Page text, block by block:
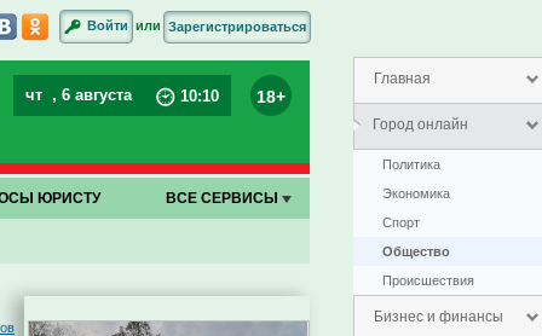
Главная
Город онлайн
Политика
Экономика
Спорт
Общество
Проиcшествия
Бизнес и финансы
Войти или Зарегистрироваться
чт , 6 августа 10:10 18+
ЮРИСТУ ВСЕ СЕРВИСЫ